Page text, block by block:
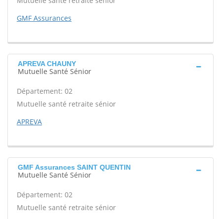
GMF Assurances
APREVA CHAUNY
Mutuelle Santé Sénior
Département: 02
Mutuelle santé retraite sénior
APREVA
GMF Assurances SAINT QUENTIN
Mutuelle Santé Sénior
Département: 02
Mutuelle santé retraite sénior